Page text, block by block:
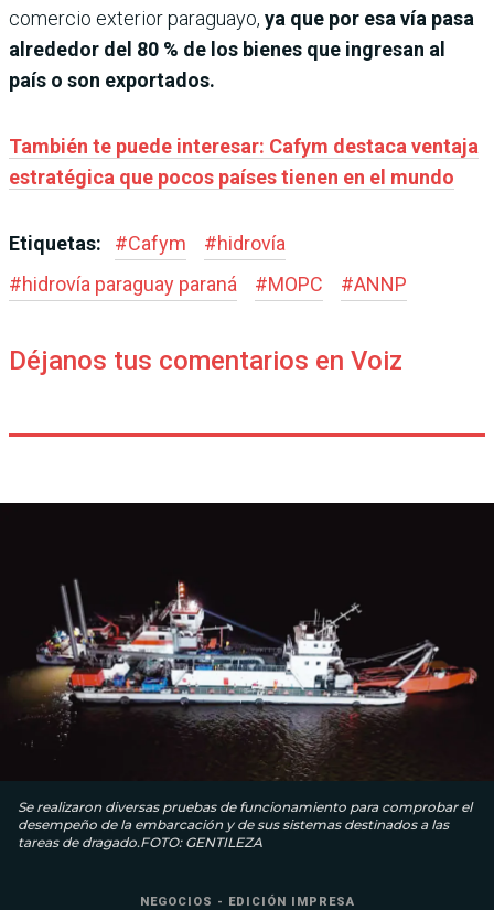
comercio exterior paraguayo, ya que por esa vía pasa
alrededor del 80 % de los bienes que ingresan al
país o son exportados.
También te puede interesar: Cafym destaca ventaja
estratégica que pocos países tienen en el mundo
Etiquetas: #Cafym #hidrovía
#hidrovía paraguay paraná #MOPC #ANNP
Déjanos tus comentarios en Voiz
Se realizaron diversas pruebas de funcionamiento para comprobar el
desempeño de la embarcación y de sus sistemas destinados a las
tareas de dragado.FOTO: GENTILEZA
NEGOCIOS - EDICIÓN IMPRESA